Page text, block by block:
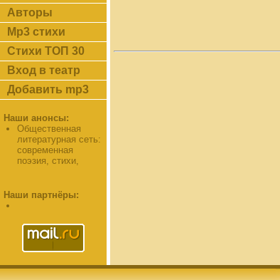
Авторы
Mp3 стихи
Стихи ТОП 30
Вход в театр
Добавить mp3
Наши анонсы:
Общественная
литературная сеть:
современная
поэзия, стихи,
Наши партнёры: